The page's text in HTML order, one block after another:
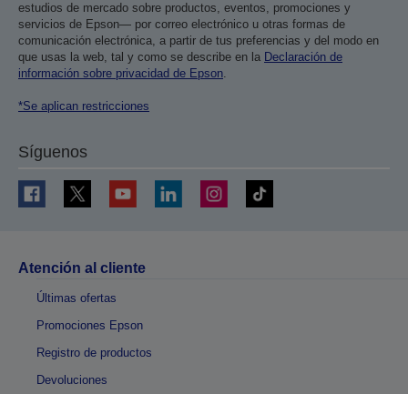
estudios de mercado sobre productos, eventos, promociones y
servicios de Epson— por correo electrónico u otras formas de
comunicación electrónica, a partir de tus preferencias y del modo en
que usas la web, tal y como se describe en la Declaración de
información sobre privacidad de Epson.
*Se aplican restricciones
Síguenos
Atención al cliente
Últimas ofertas
Promociones Epson
Registro de productos
Devoluciones